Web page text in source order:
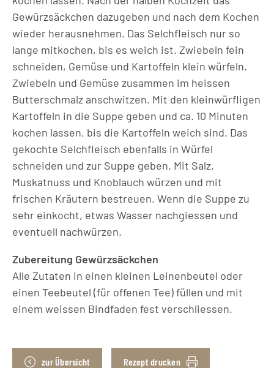
Gewürzsäckchen dazugeben und nach dem Kochen
wieder herausnehmen. Das Selchfleisch nur so
lange mitkochen, bis es weich ist. Zwiebeln fein
schneiden, Gemüse und Kartoffeln klein würfeln.
Zwiebeln und Gemüse zusammen im heissen
Butterschmalz anschwitzen. Mit den kleinwürfligen
Kartoffeln in die Suppe geben und ca. 10 Minuten
kochen lassen, bis die Kartoffeln weich sind. Das
gekochte Selchfleisch ebenfalls in Würfel
schneiden und zur Suppe geben. Mit Salz,
Muskatnuss und Knoblauch würzen und mit
frischen Kräutern bestreuen. Wenn die Suppe zu
sehr einkocht, etwas Wasser nachgiessen und
eventuell nachwürzen.
Zubereitung Gewürzsäckchen
Alle Zutaten in einen kleinen Leinenbeutel oder
einen Teebeutel (für offenen Tee) füllen und mit
einem weissen Bindfaden fest verschliessen.
zur Übersicht Rezept drucken